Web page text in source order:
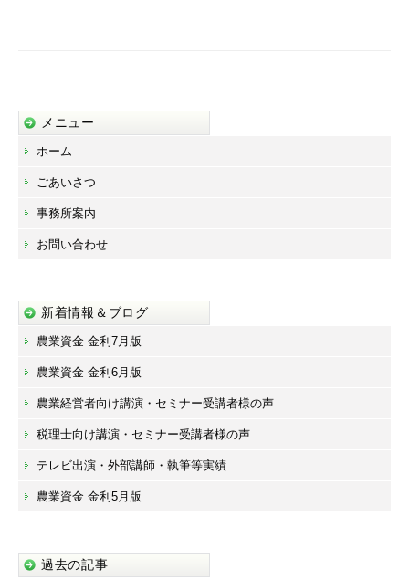
メニュー
ホーム
ごあいさつ
事務所案内
お問い合わせ
新着情報＆ブログ
農業資金 金利7月版
農業資金 金利6月版
農業経営者向け講演・セミナー受講者様の声
税理士向け講演・セミナー受講者様の声
テレビ出演・外部講師・執筆等実績
農業資金 金利5月版
過去の記事